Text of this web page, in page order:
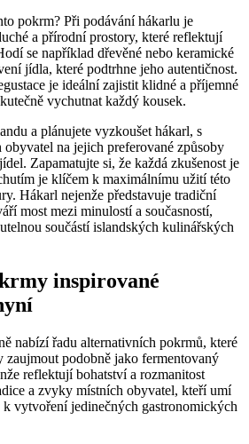
pokrm? Při podávání hákarlu je
a přírodní prostory, které reflektují
se například dřevěné nebo keramické
jídla, které podtrhne jeho autentičnost.
je ideální zajistit klidné a příjemné
vychutnat každý kousek.
a plánujete vyzkoušet hákarl, s
obyvatel na jejich preferované způsoby
Zapamatujte si, že každá zkušenost je
je klíčem k maximálnímu užití této
Hákarl nejenže představuje tradiční
most mezi minulostí a současností,
součástí islandských kulinářských
inspirované
nabízí řadu alternativních pokrmů, které
zaujmout podobně jako fermentovaný
reflektují bohatství a rozmanitost
a zvyky místních obyvatel, kteří umí
vytvoření jedinečných gastronomických